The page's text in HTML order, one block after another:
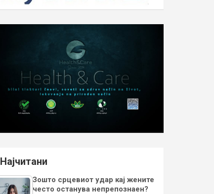
Најчитани
Зошто срцевиот удар кај жените
често останува непрепознаен?